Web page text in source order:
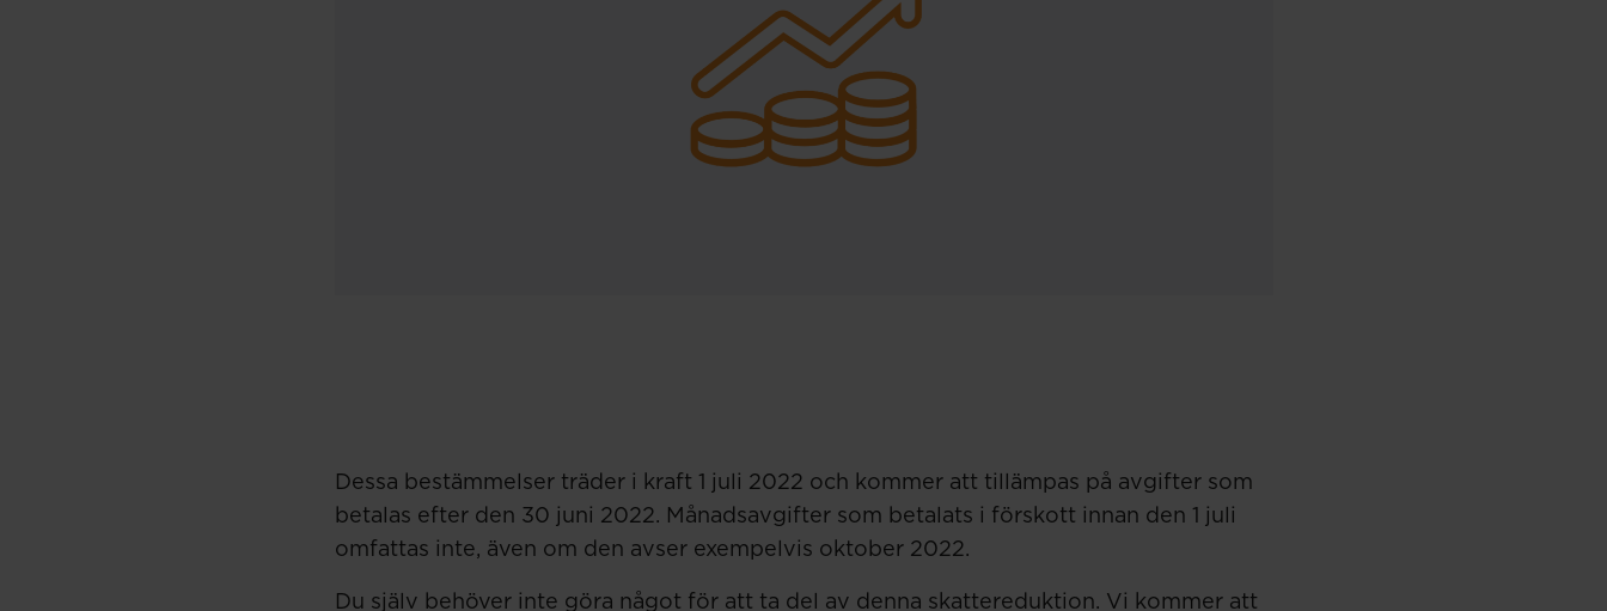
Dessa bestämmelser träder i kraft 1 juli 2022 och kommer att tillämpas på avgifter som
betalas efter den 30 juni 2022. Månadsavgifter som betalats i förskott innan den 1 juli
omfattas inte, även om den avser exempelvis oktober 2022.
Du själv behöver inte göra något för att ta del av denna skattereduktion. Vi kommer att